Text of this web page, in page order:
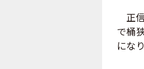
正
で桶
にな